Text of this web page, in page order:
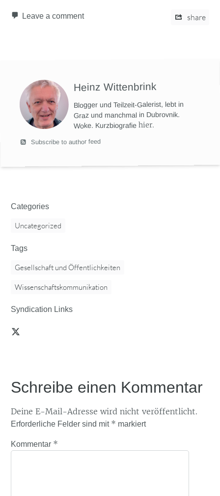
Leave a comment share
Heinz Wittenbrink
Blogger und Teilzeit-Galerist, lebt in
Graz und manchmal in Dubrovnik.
Woke. Kurzbiografiehier.
Subscribe to author feed
Categories
Uncategorized
Tags
Gesellschaft und Öffentlichkeiten
Wissenschaftskommunikation
Syndication Links
Schreibe einen Kommentar
Deine E-Mail-Adresse wird nicht veröffentlicht.
Erforderliche Felder sind mit * markiert
Kommentar *